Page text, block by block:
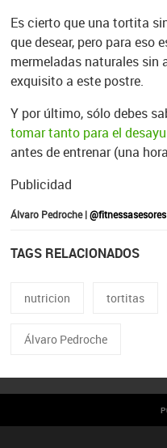
Es cierto que una tortita
que desear, pero para eso
mermeladas naturales sin
exquisito a este postre.
Y por último, sólo debes
tomar tanto para el
antes de entrenar (una
Publicidad
Álvaro Pedroche |@fitnessasesores
TAGS RELACIONADOS
nutricion tortitas
Álvaro Pedroche